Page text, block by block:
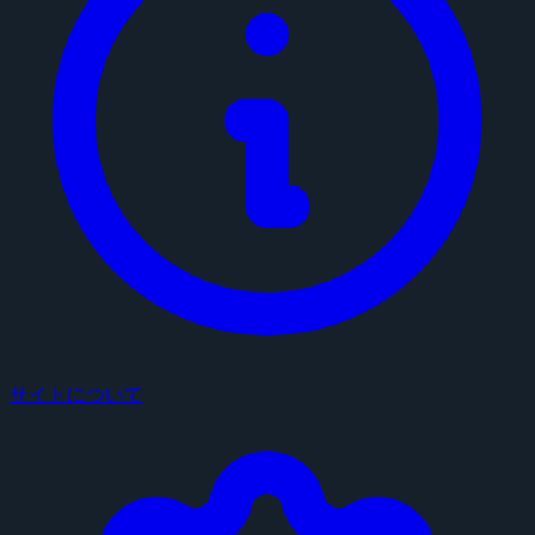
サイトについて